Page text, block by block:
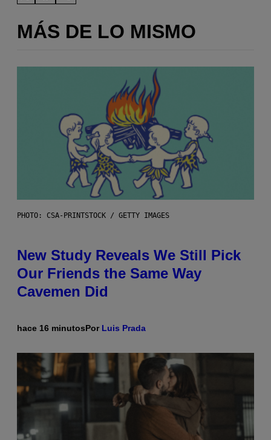
MÁS DE LO MISMO
PHOTO: CSA-PRINTSTOCK / GETTY IMAGES
New Study Reveals We Still Pick
Our Friends the Same Way
Cavemen Did
hace 16 minutosPor Luis Prada